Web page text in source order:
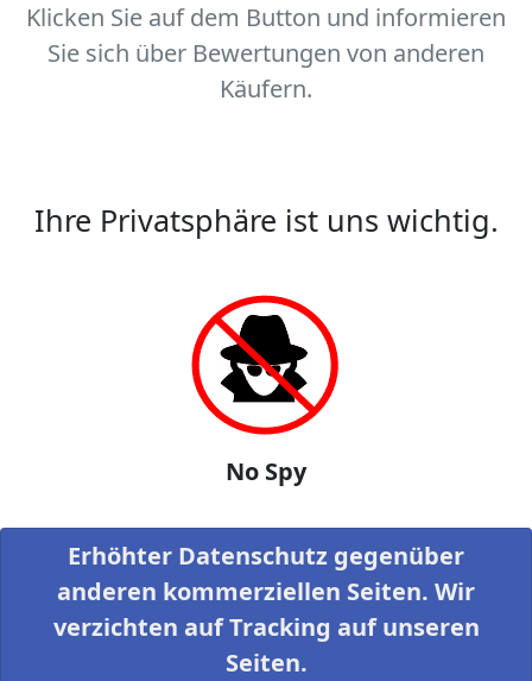
Klicken Sie auf dem Button und informieren
Sie sich über Bewertungen von anderen
Käufern.
Ihre Privatsphäre ist uns wichtig.
No Spy
Erhöhter Datenschutz gegenüber
anderen kommerziellen Seiten. Wir
verzichten auf Tracking auf unseren
Seiten.